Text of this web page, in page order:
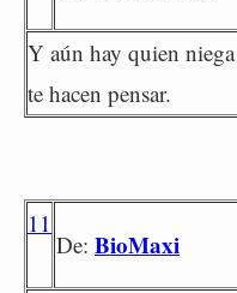
Y aún hay quien
te hacen pensar.
11
De: BioMaxi